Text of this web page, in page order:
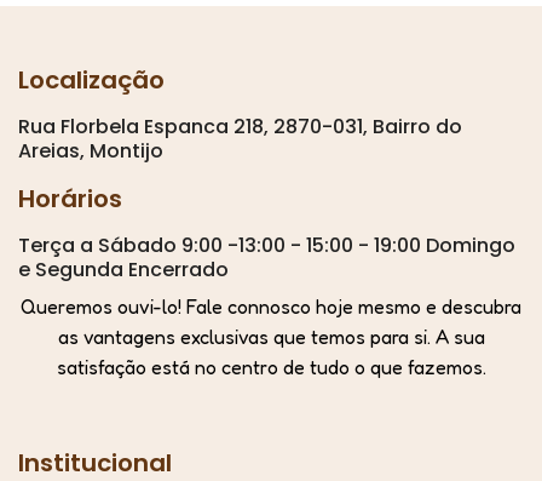
Localização
Rua Florbela Espanca 218, 2870-031, Bairro do
Areias, Montijo
Horários
Terça a Sábado 9:00 -13:00 - 15:00 - 19:00 Domingo
e Segunda Encerrado
Queremos ouvi-lo! Fale connosco hoje mesmo e descubra
as vantagens exclusivas que temos para si. A sua
satisfação está no centro de tudo o que fazemos.
Institucional